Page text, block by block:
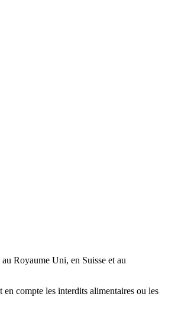
Royaume Uni, en Suisse et au
en compte les interdits alimentaires ou les